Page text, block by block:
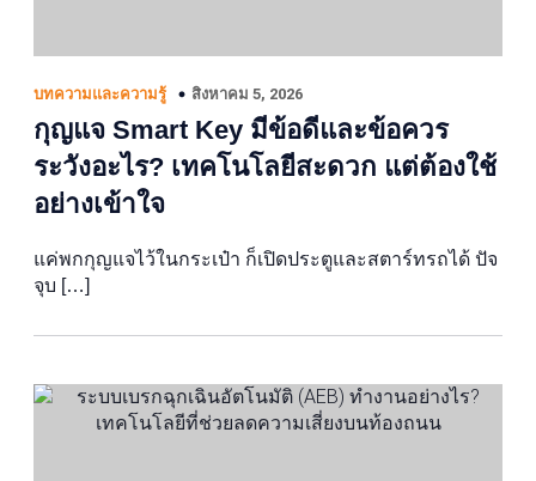
บทความและความรู้ สิงหาคม 5, 2026
กุญแจ Smart Key มีข้อดีและข้อควร
ระวังอะไร? เทคโนโลยีสะดวก แต่ต้องใช้
อย่างเข้าใจ
แค่พกกุญแจไว้ในกระเป๋า ก็เปิดประตูและสตาร์ทรถได้ ปัจ
จุบ […]